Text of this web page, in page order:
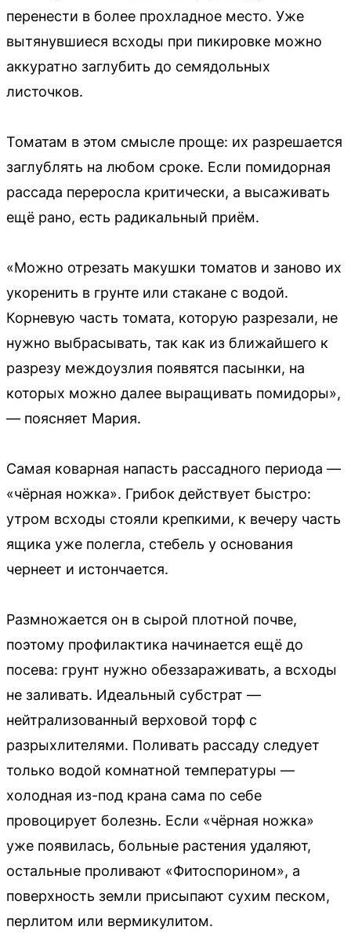
перенести в более прохладное место. Уже
вытянувшиеся всходы при пикировке можно
аккуратно заглубить до семядольных
листочков.
Томатам в этом смысле проще: их разрешается
заглублять на любом сроке. Если помидорная
рассада переросла критически, а высаживать
ещё рано, есть радикальный приём.
«Можно отрезать макушки томатов и заново их
укоренить в грунте или стакане с водой.
Корневую часть томата, которую разрезали, не
нужно выбрасывать, так как из ближайшего к
разрезу междоузлия появятся пасынки, на
которых можно далее выращивать помидоры»,
— поясняет Мария.
Самая коварная напасть рассадного периода —
«чёрная ножка». Грибок действует быстро:
утром всходы стояли крепкими, к вечеру часть
ящика уже полегла, стебель у основания
чернеет и истончается.
Размножается он в сырой плотной почве,
поэтому профилактика начинается ещё до
посева: грунт нужно обеззараживать, а всходы
не заливать. Идеальный субстрат —
нейтрализованный верховой торф с
разрыхлителями. Поливать рассаду следует
только водой комнатной температуры —
холодная из-под крана сама по себе
провоцирует болезнь. Если «чёрная ножка»
уже появилась, больные растения удаляют,
остальные проливают «Фитоспорином», а
поверхность земли присыпают сухим песком,
перлитом или вермикулитом.